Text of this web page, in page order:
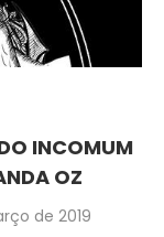
INCOMUM
OZ
de 2019